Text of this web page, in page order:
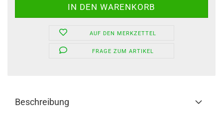
AUF DEN MERKZETTEL
FRAGE ZUM ARTIKEL
Beschreibung